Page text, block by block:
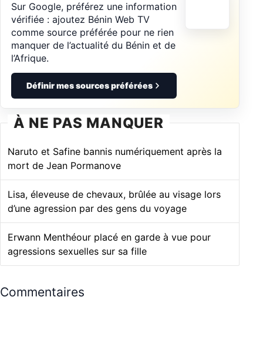
Sur Google, préférez une information
vérifiée : ajoutez Bénin Web TV
comme source préférée pour ne rien
manquer de l’actualité du Bénin et de
l’Afrique.
Définir mes sources préférées
À NE PAS MANQUER
Naruto et Safine bannis numériquement après la
mort de Jean Pormanove
Lisa, éleveuse de chevaux, brûlée au visage lors
d’une agression par des gens du voyage
Erwann Menthéour placé en garde à vue pour
agressions sexuelles sur sa fille
Commentaires